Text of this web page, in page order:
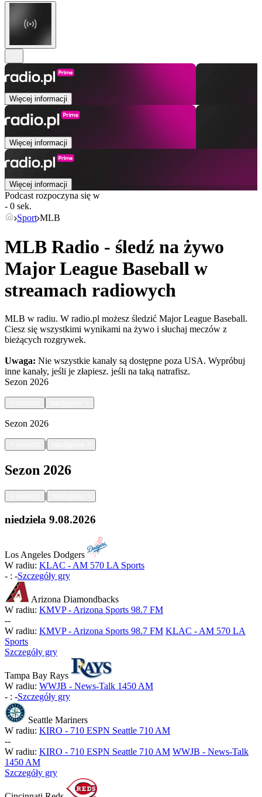
Więcej informacji
Więcej informacji
Więcej informacji
Podcast rozpoczyna się w
- 0 sek.
Sport MLB
MLB Radio - śledź na żywo
Major League Baseball w
streamach radiowych
MLB w radiu. W radio.pl możesz śledzić Major League Baseball.
Ciesz się wszystkimi wynikami na żywo i słuchaj meczów z
bieżących rozgrywek.
Uwaga: Nie wszystkie kanały są dostępne poza USA. Wypróbuj
inne kanały, jeśli je złapiesz. jeśli na taką natrafisz.
Sezon 2026
Sezon 2026
|
Sezon 2026
|
niedziela 9.08.2026
Los Angeles Dodgers
W radiu: KLAC - AM 570 LA Sports
- : -Szczegóły gry
Arizona Diamondbacks
W radiu: KMVP - Arizona Sports 98.7 FM
--
W radiu: KMVP - Arizona Sports 98.7 FM KLAC - AM 570 LA
Sports
Szczegóły gry
Tampa Bay Rays
W radiu: WWJB - News-Talk 1450 AM
- : -Szczegóły gry
Seattle Mariners
W radiu: KIRO - 710 ESPN Seattle 710 AM
--
W radiu: KIRO - 710 ESPN Seattle 710 AM WWJB - News-Talk
1450 AM
Szczegóły gry